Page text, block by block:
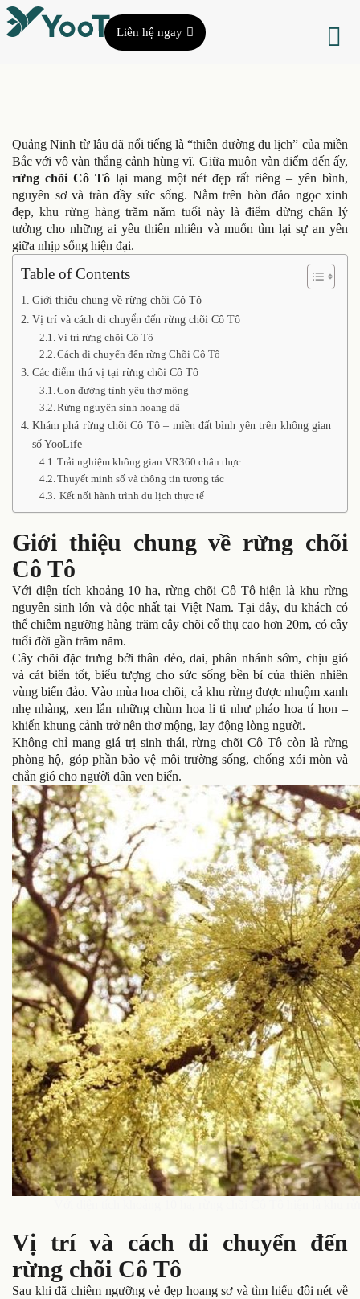
Liên hệ ngay
Quảng Ninh từ lâu đã nổi tiếng là “thiên đường du lịch” của miền
Bắc với vô vàn thắng cảnh hùng vĩ. Giữa muôn vàn điểm đến ấy,
rừng chõi Cô Tôlại mang một nét đẹp rất riêng – yên bình,
nguyên sơ và tràn đầy sức sống. Nằm trên hòn đảo ngọc xinh
đẹp, khu rừng hàng trăm năm tuổi này là điểm dừng chân lý
tưởng cho những ai yêu thiên nhiên và muốn tìm lại sự an yên
giữa nhịp sống hiện đại.
Table of Contents
Giới thiệu chung về rừng chõi Cô Tô
Vị trí và cách di chuyển đến rừng chõi Cô Tô
Vị trí rừng chõi Cô Tô
Cách di chuyển đến rừng Chõi Cô Tô
Các điểm thú vị tại rừng chõi Cô Tô
Con đường tình yêu thơ mộng
Rừng nguyên sinh hoang dã
Khám phá rừng chõi Cô Tô – miền đất bình yên trên không gian
số YooLife
Trải nghiệm không gian VR360 chân thực
Thuyết minh số và thông tin tương tác
Kết nối hành trình du lịch thực tế
Giới thiệu chung về rừng chõi
Cô Tô
Với diện tích khoảng 10 ha, rừng chõi Cô Tô hiện là khu rừng
nguyên sinh lớn và độc nhất tại Việt Nam. Tại đây, du khách có
thể chiêm ngưỡng hàng trăm cây chõi cổ thụ cao hơn 20m, có cây
tuổi đời gần trăm năm.
Cây chõi đặc trưng bởi thân dẻo, dai, phân nhánh sớm, chịu gió
và cát biển tốt, biểu tượng cho sức sống bền bỉ của thiên nhiên
vùng biển đảo. Vào mùa hoa chõi, cả khu rừng được nhuộm xanh
nhẹ nhàng, xen lẫn những chùm hoa li ti như pháo hoa tí hon –
khiến khung cảnh trở nên thơ mộng, lay động lòng người.
Không chỉ mang giá trị sinh thái, rừng chõi Cô Tô còn là rừng
phòng hộ, góp phần bảo vệ môi trường sống, chống xói mòn và
chắn gió cho người dân ven biển.
Vị trí và cách di chuyển đến
rừng chõi Cô Tô
Sau khi đã chiêm ngưỡng vẻ đẹp hoang sơ và tìm hiểu đôi nét về